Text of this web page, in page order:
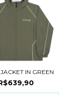
IN GREEN